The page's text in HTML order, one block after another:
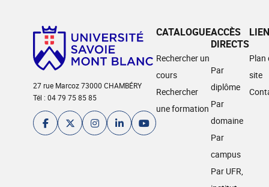
27 rue Marcoz 73000 CHAMBÉRY
Tél : 04 79 75 85 85
CATALOGUE
Rechercher un
cours
Rechercher
une formation
ACCÈS
DIRECTS
Par
diplôme
Par
domaine
Par
campus
Par UFR,
Plan
site